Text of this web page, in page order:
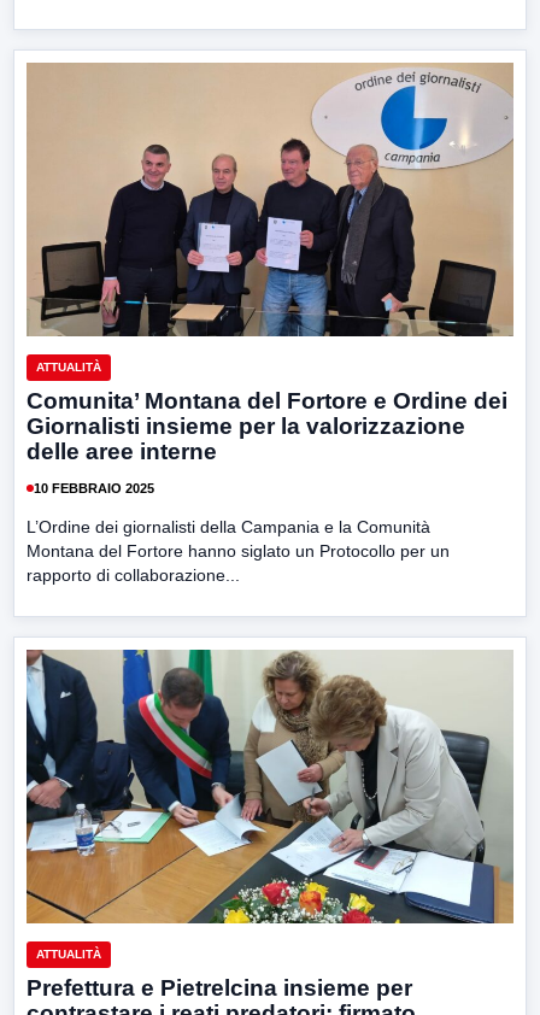
ATTUALITÀ
Comunita’ Montana del Fortore e Ordine dei
Giornalisti insieme per la valorizzazione
delle aree interne
10 FEBBRAIO 2025
L’Ordine dei giornalisti della Campania e la Comunità
Montana del Fortore hanno siglato un Protocollo per un
rapporto di collaborazione...
ATTUALITÀ
Prefettura e Pietrelcina insieme per